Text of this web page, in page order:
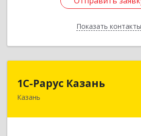
Показать контакты
Назад
1С-Рарус Казань
Казань
420088, Татарстан Респ,